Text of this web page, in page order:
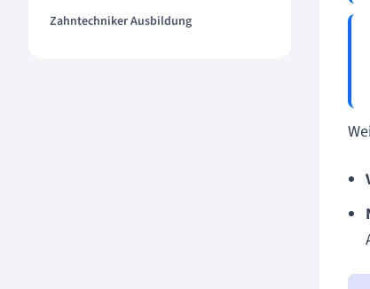
Zahntechniker Ausbildung